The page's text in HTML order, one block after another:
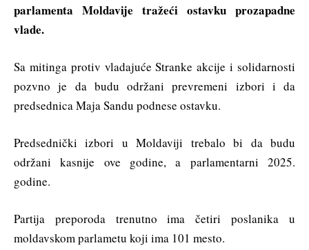
parlamenta Moldavije tražeći ostavku prozapadne
vlade.
Sa mitinga protiv vladajuće Stranke akcije i solidarnosti
pozvno je da budu održani prevremeni izbori i da
predsednica Maja Sandu podnese ostavku.
Predsednički izbori u Moldaviji trebalo bi da budu
održani kasnije ove godine, a parlamentarni 2025.
godine.
Partija preporoda trenutno ima četiri poslanika u
moldavskom parlametu koji ima 101 mesto.